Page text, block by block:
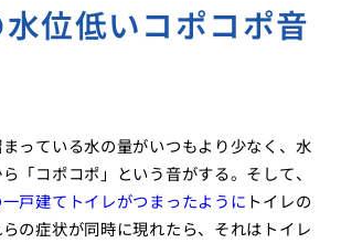
水位低いコポコポ音
っている水の量がいつもより少なく、水
「コポコポ」という音がする。そして、
戸建てトイレがつまったように トイレの
の症状が同時に現れたら、それはトイレ